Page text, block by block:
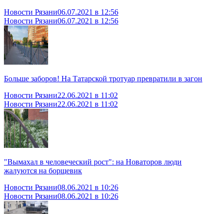
Новости Рязани06.07.2021 в 12:56
Новости Рязани06.07.2021 в 12:56
Больше заборов! На Татарской тротуар превратили в загон
Новости Рязани22.06.2021 в 11:02
Новости Рязани22.06.2021 в 11:02
"Вымахал в человеческий рост": на Новаторов люди
жалуются на борщевик
Новости Рязани08.06.2021 в 10:26
Новости Рязани08.06.2021 в 10:26